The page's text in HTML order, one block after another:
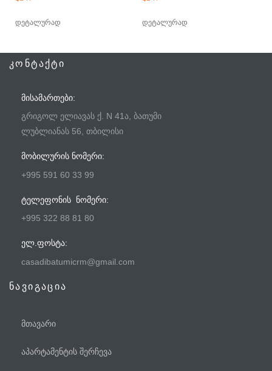
დეტალურად დეტალურად
ᲙᲝᲜᲢᲐᲥᲢᲘ
ᲛᲘᲡᲐᲛᲐᲠᲗᲔᲑᲘ:
გრიგოლ ელიავას ქ. N 41ა, ბათუმი
ლუბლიანას 56, თბილისი
ᲛᲝᲑᲘᲚᲣᲠᲘᲡ ᲜᲝᲛᲔᲠᲘ:
+995 591 60 33 99
ᲢᲔᲚᲔᲤᲝᲜᲘᲡ ᲜᲝᲛᲔᲠᲘ:
+995 322 88 81 80
ᲔᲚ.ᲤᲝᲡᲢᲐ:
casadibatumicrm@gmail.com
ნავიგაცია
მთავარი
აპარტამენტის შერჩევა